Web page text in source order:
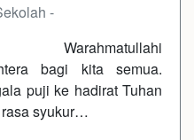
-
Warahmatullahi
bagi kita semua.
puji ke hadirat Tuhan
rasa syukur…